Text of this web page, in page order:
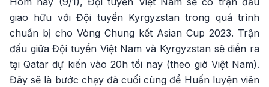
giao hữu với Đội tuyển Kyrgyzstan trong quá trình
chuẩn bị cho Vòng Chung kết Asian Cup 2023. Trận
đấu giữa Đội tuyển Việt Nam và Kyrgyzstan sẽ diễn ra
tại Qatar dự kiến vào 20h tối nay (theo giờ Việt Nam).
Đây sẽ là bước chạy đà cuối cùng để Huấn luyện viên